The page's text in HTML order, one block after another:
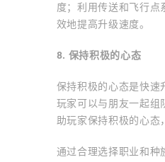
度；利用传送和飞行
效地提高升级速度。
8. 保持积极的心态
保持积极的心态是快速
玩家可以与朋友一起组
助玩家保持积极的心态
通过合理选择职业和种